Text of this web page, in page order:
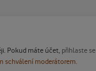
Pokud máte účet, přihlaste se
schválení moderátorem.